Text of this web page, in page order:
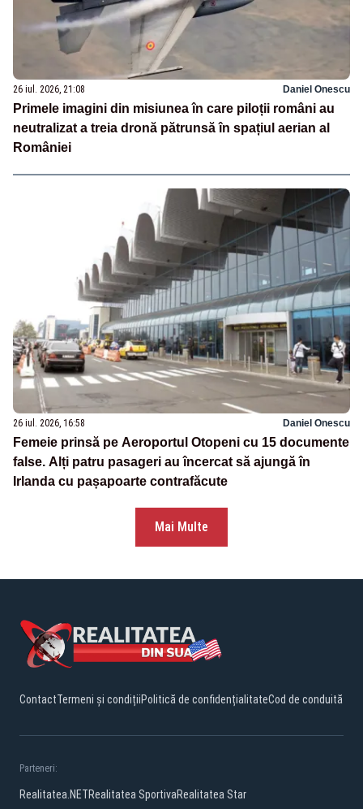
26 iul. 2026, 21:08 Daniel Onescu
Primele imagini din misiunea în care piloții români au
neutralizat a treia dronă pătrunsă în spațiul aerian al
României
26 iul. 2026, 16:58 Daniel Onescu
Femeie prinsă pe Aeroportul Otopeni cu 15 documente
false. Alți patru pasageri au încercat să ajungă în
Irlanda cu pașapoarte contrafăcute
Mai Multe
ContactTermeni și condițiiPolitică de confidențialitateCod de conduită
Parteneri:
Realitatea.NETRealitatea SportivaRealitatea Star